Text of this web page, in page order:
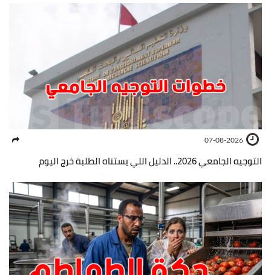
07-08-2026
التوجيه الجامعي 2026.. الدليل اللي يستناه الطلبة خرج اليوم